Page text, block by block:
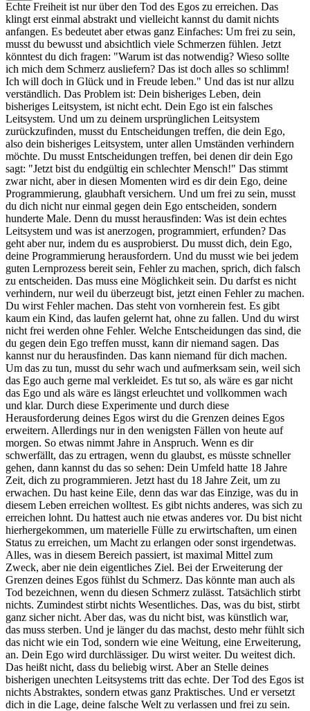
Echte Freiheit ist nur über den Tod des Egos zu erreichen. Das
klingt erst einmal abstrakt und vielleicht kannst du damit nichts
anfangen. Es bedeutet aber etwas ganz Einfaches: Um frei zu sein,
musst du bewusst und absichtlich viele Schmerzen fühlen. Jetzt
könntest du dich fragen: "Warum ist das notwendig? Wieso sollte
ich mich dem Schmerz ausliefern? Das ist doch alles so schlimm!
Ich will doch in Glück und in Freude leben." Und das ist nur allzu
verständlich. Das Problem ist: Dein bisheriges Leben, dein
bisheriges Leitsystem, ist nicht echt. Dein Ego ist ein falsches
Leitsystem. Und um zu deinem ursprünglichen Leitsystem
zurückzufinden, musst du Entscheidungen treffen, die dein Ego,
also dein bisheriges Leitsystem, unter allen Umständen verhindern
möchte. Du musst Entscheidungen treffen, bei denen dir dein Ego
sagt: "Jetzt bist du endgültig ein schlechter Mensch!" Das stimmt
zwar nicht, aber in diesen Momenten wird es dir dein Ego, deine
Programmierung, glaubhaft versichern. Und um frei zu sein, musst
du dich nicht nur einmal gegen dein Ego entscheiden, sondern
hunderte Male. Denn du musst herausfinden: Was ist dein echtes
Leitsystem und was ist anerzogen, programmiert, erfunden? Das
geht aber nur, indem du es ausprobierst. Du musst dich, dein Ego,
deine Programmierung herausfordern. Und du musst wie bei jedem
guten Lernprozess bereit sein, Fehler zu machen, sprich, dich falsch
zu entscheiden. Das muss eine Möglichkeit sein. Du darfst es nicht
verhindern, nur weil du überzeugt bist, jetzt einen Fehler zu machen.
Du wirst Fehler machen. Das steht von vornherein fest. Es gibt
kaum ein Kind, das laufen gelernt hat, ohne zu fallen. Und du wirst
nicht frei werden ohne Fehler. Welche Entscheidungen das sind, die
du gegen dein Ego treffen musst, kann dir niemand sagen. Das
kannst nur du herausfinden. Das kann niemand für dich machen.
Um das zu tun, musst du sehr wach und aufmerksam sein, weil sich
das Ego auch gerne mal verkleidet. Es tut so, als wäre es gar nicht
das Ego und als wäre es längst erleuchtet und vollkommen wach
und klar. Durch diese Experimente und durch diese
Herausforderung deines Egos wirst du die Grenzen deines Egos
erweitern. Allerdings nur in den wenigsten Fällen von heute auf
morgen. So etwas nimmt Jahre in Anspruch. Wenn es dir
schwerfällt, das zu ertragen, wenn du glaubst, es müsste schneller
gehen, dann kannst du das so sehen: Dein Umfeld hatte 18 Jahre
Zeit, dich zu programmieren. Jetzt hast du 18 Jahre Zeit, um zu
erwachen. Du hast keine Eile, denn das war das Einzige, was du in
diesem Leben erreichen wolltest. Es gibt nichts anderes, was sich zu
erreichen lohnt. Du hattest auch nie etwas anderes vor. Du bist nicht
hierhergekommen, um materielle Fülle zu erwirtschaften, um einen
Status zu erreichen, um Macht zu erlangen oder sonst irgendetwas.
Alles, was in diesem Bereich passiert, ist maximal Mittel zum
Zweck, aber nie dein eigentliches Ziel. Bei der Erweiterung der
Grenzen deines Egos fühlst du Schmerz. Das könnte man auch als
Tod bezeichnen, wenn du diesen Schmerz zulässt. Tatsächlich stirbt
nichts. Zumindest stirbt nichts Wesentliches. Das, was du bist, stirbt
ganz sicher nicht. Aber das, was du nicht bist, was künstlich war,
das muss sterben. Und je länger du das machst, desto mehr fühlt sich
das nicht wie ein Tod, sondern wie eine Weitung, eine Erweiterung,
an. Dein Ego wird durchlässiger. Du wirst weiter. Du weitest dich.
Das heißt nicht, dass du beliebig wirst. Aber an Stelle deines
bisherigen unechten Leitsystems tritt das echte. Der Tod des Egos ist
nichts Abstraktes, sondern etwas ganz Praktisches. Und er versetzt
dich in die Lage, deine falsche Welt zu verlassen und frei zu sein.